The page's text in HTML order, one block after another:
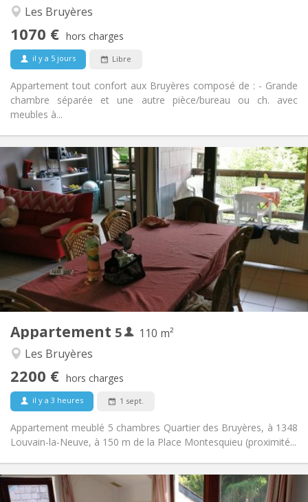
Les Bruyères
1070 € hors charges
il y a 5 jours Libre
Appartement tout confort aux Bruyères composé de : - Grande
chambre séparée et une autre pièce/bureau ou ch. avec
meubles à...
Calme, studieuse, chaleureuse
Appartement 5
110 m²
Les Bruyères
2200 € hors charges
il y a 3 heures 1 sept.
Appartement meublé 5 chambres Quartier des Bruyères, à 1348
Louvain-la-Neuve, à 150 m de la Place Montesquieu (proximité...
Infos Pratiques
Loyer:
2200 € (440 €/pers.)
Charges:
375 € (75 €/pers.)
Durée:
12 mois
Domiciliation:
Non
Aménagement
Salle de bain:
Commune
Commune
Superficie:
110 m
Pièces privées:
5
Infos Pratiques